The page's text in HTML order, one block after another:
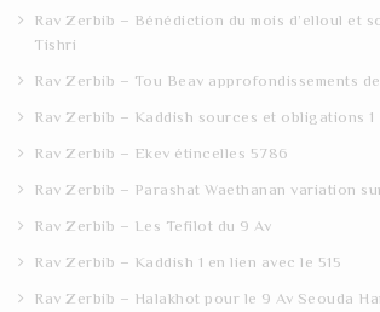
Rav Zerbib – Bénédiction du mois d’elloul et
Tishri
Rav Zerbib – Tou Beav approfondissements
Rav Zerbib – Kaddish sources et obligations 1
Rav Zerbib – Ekev étincelles 5786
Rav Zerbib – Parashat Waethanan variation
Rav Zerbib – Les Tefilot du 9 Av
Rav Zerbib – Kaddish 1 en lien avec le 515
Rav Zerbib – Halakhot pour le 9 Av Seouda